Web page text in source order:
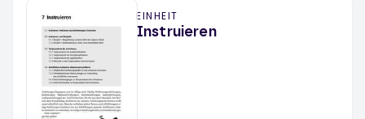
EINHEIT
Instruieren